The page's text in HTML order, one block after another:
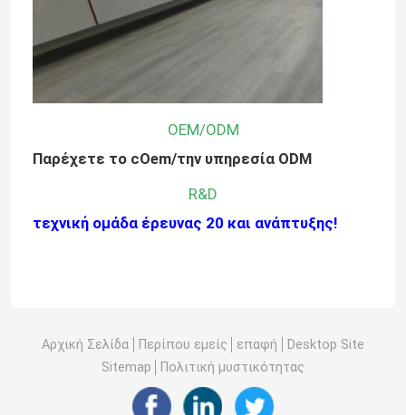
OEM/ODM
Παρέχετε το cOem/την υπηρεσία ODM
R&D
τεχνική ομάδα έρευνας 20 και ανάπτυξης!
Αρχική Σελίδα Περίπου εμείς επαφή
Desktop Site
Sitemap
Πολιτική μυστικότητας